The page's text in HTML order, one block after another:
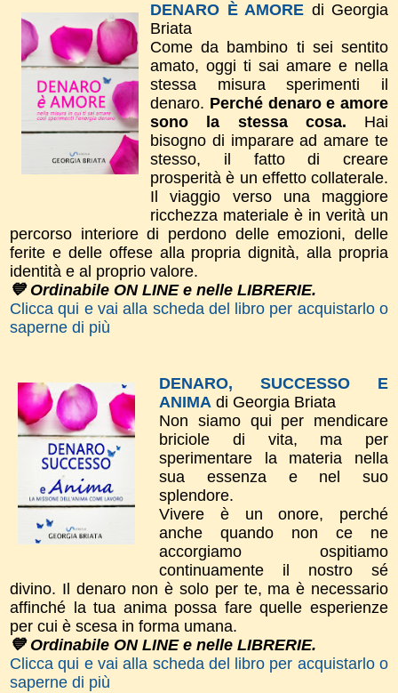
DENARO È AMORE di Georgia
Briata
Come da bambino ti sei sentito
amato, oggi ti sai amare e nella
stessa misura sperimenti il
denaro. Perché denaro e amore
sono la stessa cosa. Hai
bisogno di imparare ad amare te
stesso, il fatto di creare
prosperità è un effetto collaterale.
Il viaggio verso una maggiore
ricchezza materiale è in verità un
percorso interiore di perdono delle emozioni, delle
ferite e delle offese alla propria dignità, alla propria
identità e al proprio valore.
💙 Ordinabile ON LINE e nelle LIBRERIE.
Clicca qui e vai alla scheda del libro per acquistarlo o
saperne di più
DENARO, SUCCESSO E
ANIMA di Georgia Briata
Non siamo qui per mendicare
briciole di vita, ma per
sperimentare la materia nella
sua essenza e nel suo
splendore.
Vivere è un onore, perché
anche quando non ce ne
accorgiamo ospitiamo
continuamente il nostro sé
divino. Il denaro non è solo per te, ma è necessario
affinché la tua anima possa fare quelle esperienze
per cui è scesa in forma umana.
💙 Ordinabile ON LINE e nelle LIBRERIE.
Clicca qui e vai alla scheda del libro per acquistarlo o
saperne di più